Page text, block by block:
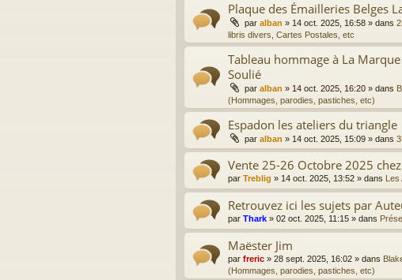
Plaque des Émailleries Belges
par alban » 14 oct. 2025, 16:58 » dans
libris divers, Cartes Postales, etc
Tableau hommage à La
Soulié
par alban » 14 oct. 2025, 16:20 » dans
(Hommages, parodies, pastiches, etc)
Espadon les ateliers du triangle
par alban » 14 oct. 2025, 15:09 » dans
Vente 25-26 Octobre 2025
par Treblig » 14 oct. 2025, 13:52 » dans
Retrouvez ici les sujets par
par Thark » 02 oct. 2025, 11:15 » dans
Maëster Jim
par freric » 28 sept. 2025, 16:02 » dans
(Hommages, parodies, pastiches, etc)